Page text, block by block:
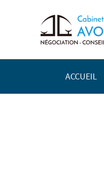
ACCUEIL